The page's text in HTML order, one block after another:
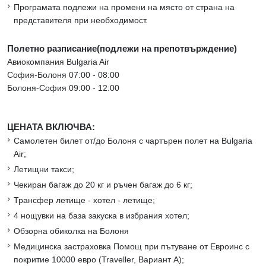
Програмата подлежи на промени на място от страна на
представителя при необходимост.
Полетно разписание(подлежи на препотвърждение)
Авиокомпания Bulgaria Air
София-Болоня 07:00 - 08:00
Болоня-София 09:00 - 12:00
ЦЕНАТА ВКЛЮЧВА:
Самолетен билет от/до Болоня с чартърен полет на Bulgaria
Air;
Летищни такси;
Чекиран багаж до 20 кг и ръчен багаж до 6 кг;
Трансфер летище - хотел - летище;
4 нощувки на база закуска в избрания хотел;
Обзорна обиколка на Болоня
Медицинска застраховка Помощ при пътуване от Евроинс с
покритие 10000 евро (Traveller, Вариант А);